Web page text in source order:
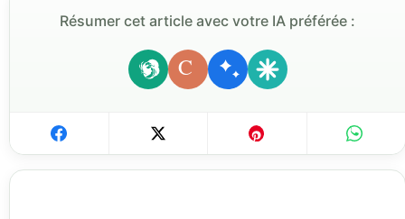
Résumer cet article avec votre IA préférée :
C